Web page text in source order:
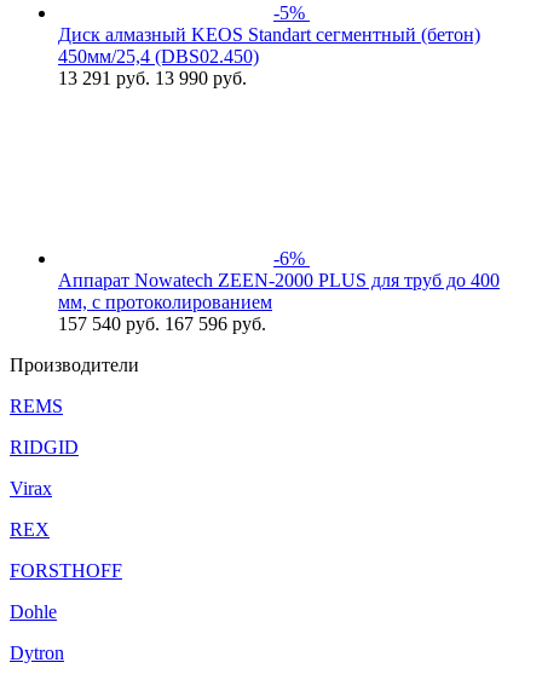
-5%
Диск алмазный KEOS Standart сегментный (бетон)
450мм/25,4 (DBS02.450)
13 291 руб. 13 990 руб.
-6%
Аппарат Nowatech ZEEN-2000 PLUS для труб до 400
мм, c протоколированием
157 540 руб. 167 596 руб.
Производители
REMS
RIDGID
Virax
REX
FORSTHOFF
Dohle
Dytron